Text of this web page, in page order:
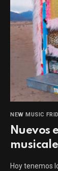
NEW MUSIC
Nuevos
Hoy tenemos